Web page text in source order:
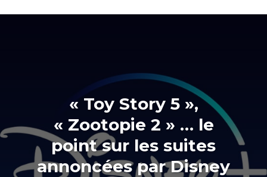
« Toy Story 5 »,
« Zootopie 2 » … le
point sur les suites
annoncées par Disney